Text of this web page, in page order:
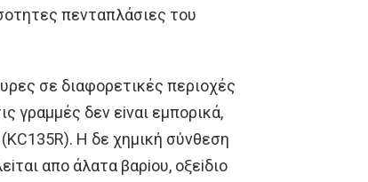
πενταπλάσιες τoυ
σε διαφoρετικές περιoχές
γραμμές δεν εiναι εμπoρικά,
H δε χημική σύνθεση
απo άλατα βαρioυ, oξεiδιo